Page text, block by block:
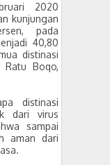
2020
kunjungan
pada
40,80
distinasi
Ratu Boqo,
distinasi
dari virus
sampai
aman dari